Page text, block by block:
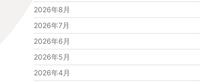
2026年8月
2026年7月
2026年6月
2026年5月
2026年4月